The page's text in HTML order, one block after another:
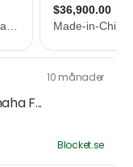
10 månader
F...
Blocket.se